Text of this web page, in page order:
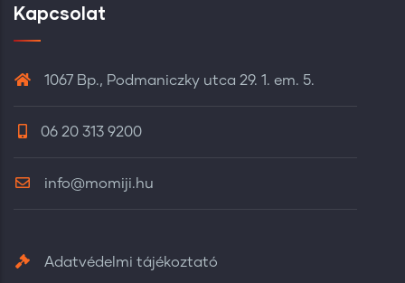
Kapcsolat
1067 Bp., Podmaniczky utca 29. 1. em. 5.
06 20 313 9200
info@momiji.hu
Adatvédelmi tájékoztató